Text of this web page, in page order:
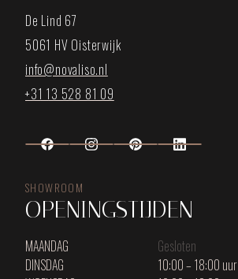
De Lind 67
5061 HV Oisterwijk
info@novaliso.nl
+31 13 528 81 09
SHOWROOM
OPENINGSTIJDEN
MAANDAG
Gesloten
DINSDAG
10:00 – 18:00 uur